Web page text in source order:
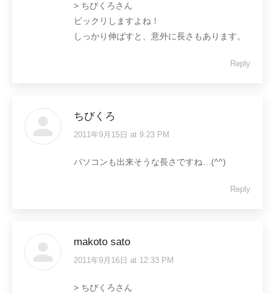
> ちびくろさん
ビックリしますよね！
しっかり伸ばすと、意外に長さもあります。
Reply
ちびくろ
says:
2011年9月15日 at 9:23 PM
パソコンも出来そうな長さですね…(^^)
Reply
makoto sato
says:
2011年9月16日 at 12:33 PM
> ちびくろさん